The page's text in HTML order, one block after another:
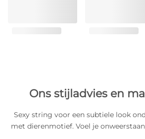
Ons stijladvies en
Sexy string voor een subtiele look
met dierenmotief. Voel je